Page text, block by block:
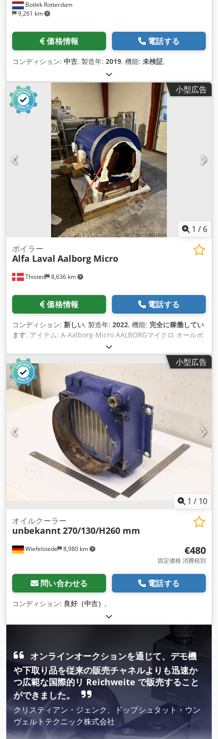
Botlek Rotterdam
9,261 km
価格情報 電話する
コンディション: 中古, 製造年: 2019, 機能: 未検証,
小型広告
1 / 6
Thisted 8,636 km
ボイラー
Alfa Laval Aalborg Micro
価格情報 電話する
コンディション: 新しい, 製造年: 2022, 機能: 完全に稼働してい
ます, アイテム: A-Aalborg-Micro AALBORGマイクロ オールボ
ルグ・マイクロは、ガス/MDO/HFOエンジンやガスタービンの
廃熱回収用に設計されたコンパクトな排ガス熱交換器/蒸気発生
器です。 Csdpsqy Nv Rjfx Aa Ejrf 熱交換器として、熱水、
TEG、TFOを媒体として使用することができるため、Aalborg
Microは幅広い可能性を提供します。さらに、Aalborg Microは
蒸気発生器としても使用できます。 中央の円筒形ユニットには
調節ダンパーが内蔵されており、排ガスの最大80％が加熱面を
バイパスします。 加熱面は、圧縮空気/蒸気/水を使用するオプ
ションのスートブロワーリング、および/またはドライランモー
ドでの熱分解プロセスによって 簡単に洗浄できます。
小型広告
1 / 10
Wiefelstede 8,980 km
オイルクーラー
unbekannt270/130/H260 mm
€480
固定価格 消費税別
問い合わせる 電話する
コンディション: 良好（中古） ,
オンラインオークションを通じて、デモ機
や下取り品を従来の販売チャネルよりも迅速か
つ広範な国際的リ Reichweite で販売すること
ができました。
クリスティアン・ジェンク、ドップシュタット・ウン
ヴェルトテクニック株式会社